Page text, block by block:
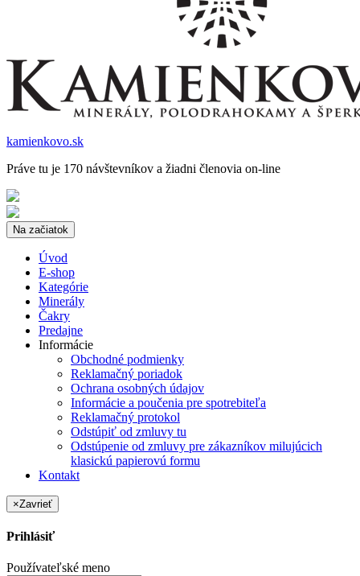
kamienkovo.sk
Práve tu je 170 návštevníkov a žiadni členovia on-line
Na začiatok
Úvod
E-shop
Kategórie
Minerály
Čakry
Predajne
Informácie
Obchodné podmienky
Reklamačný poriadok
Ochrana osobných údajov
Informácie a poučenia pre spotrebiteľa
Reklamačný protokol
Odstúpiť od zmluvy tu
Odstúpenie od zmluvy pre zákazníkov milujúcich
klasickú papierovú formu
Kontakt
×Zavrieť
Prihlásiť
Používateľské meno